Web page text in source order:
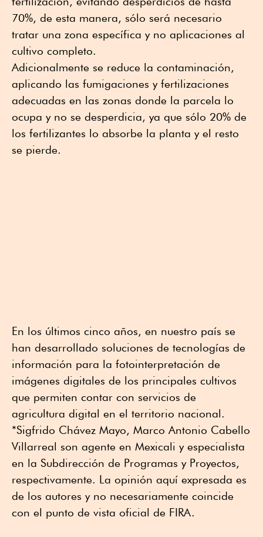
70%, de esta manera, sólo será necesario
tratar una zona específica y no aplicaciones al
cultivo completo.
Adicionalmente se reduce la contaminación,
aplicando las fumigaciones y fertilizaciones
adecuadas en las zonas donde la parcela lo
ocupa y no se desperdicia, ya que sólo 20% de
los fertilizantes lo absorbe la planta y el resto
se pierde.
En los últimos cinco años, en nuestro país se
han desarrollado soluciones de tecnologías de
información para la fotointerpretación de
imágenes digitales de los principales cultivos
que permiten contar con servicios de
agricultura digital en el territorio nacional.
*Sigfrido Chávez Mayo, Marco Antonio Cabello
Villarreal son agente en Mexicali y especialista
en la Subdirección de Programas y Proyectos,
respectivamente. La opinión aquí expresada es
de los autores y no necesariamente coincide
con el punto de vista oficial de FIRA.